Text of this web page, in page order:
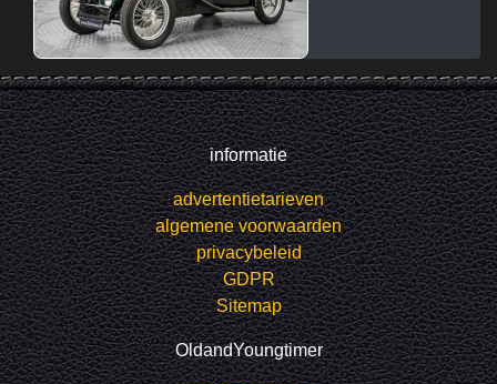
informatie
advertentietarieven
algemene voorwaarden
privacybeleid
GDPR
Sitemap
OldandYoungtimer